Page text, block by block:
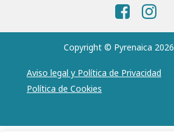
Copyright © Pyrenaica 2026
Aviso legal y Política de Privacidad
Política de Cookies